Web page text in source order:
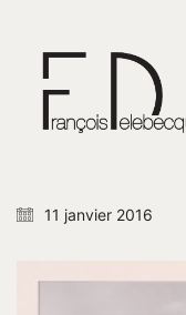
11 janvier 2016